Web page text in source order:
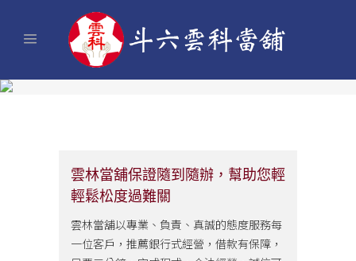
雲林當舖保證隨到隨辦，幫助您輕
輕鬆松度過難關
雲林當舖以專業、負責、真誠的態度服務每
一位客戶，推薦銀行式經營，借款有保障，